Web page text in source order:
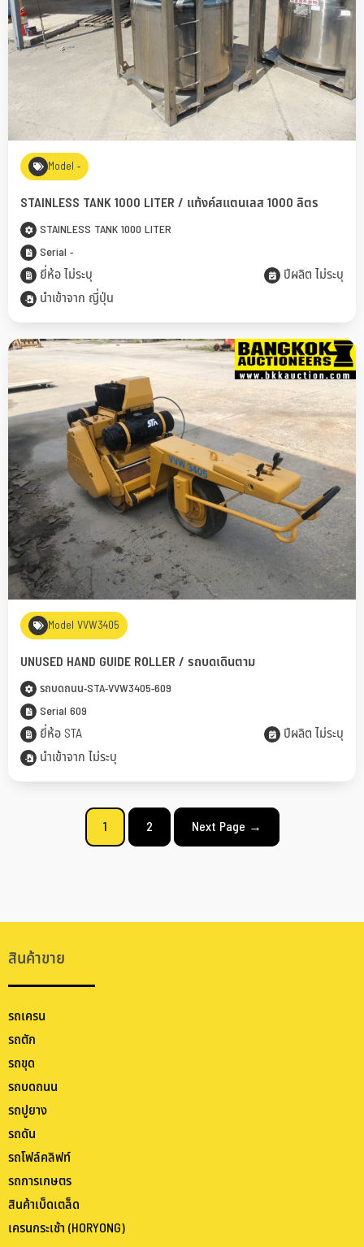
Model -
STAINLESS TANK 1000 LITER / แท้งค์สแตนเลส 1000 ลิตร
STAINLESS TANK 1000 LITER
Serial -
ยี่ห้อ ไม่ระบุ
ปีผลิต ไม่ระบุ
นำเข้าจาก ญี่ปุ่น
Model VVW3405
UNUSED HAND GUIDE ROLLER / รถบดเดินตาม
รถบดถนน-STA-VVW3405-609
Serial 609
ยี่ห้อ STA
ปีผลิต ไม่ระบุ
นำเข้าจาก ไม่ระบุ
1 2 Next Page →
สินค้าขาย
รถเครน
รถตัก
รถขุด
รถบดถนน
รถปูยาง
รถดัน
รถโฟล์คลิฟท์
รถการเกษตร
สินค้าเบ็ดเตล็ด
เครนกระเช้า (HORYONG)